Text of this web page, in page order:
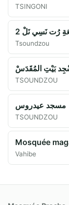
TSINGONI
رُت نَسِي نَلْ
Tsoundzou
بَيْتِ المُقَدَسْ
TSOUNDZOU
مسجد عيدروس
TSOUNDZOU
Mosquée
Vahibe